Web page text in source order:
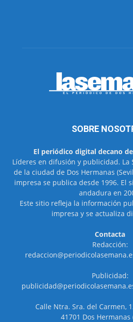
SOBRE
El periódico digital decano
Líderes en difusión y publicidad. La
de la ciudad de Dos Hermanas
impresa se publica desde 1996. El
andadura en
Este sitio refleja la información
impresa y se actualiza
Contacta
Redacción:
Publicidad:
Calle Ntra. Sra. del Carmen,
41701 Dos Hermanas